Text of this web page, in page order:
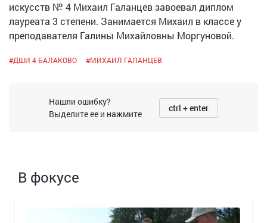
искусств № 4 Михаил Галанцев завоевал диплом
лауреата 3 степени. Занимается Михаил в классе у
преподавателя Галины Михайловны Моргуновой.
#ДШИ 4 БАЛАКОВО #МИХАИЛ ГАЛАНЦЕВ
Нашли ошибку?
Выделите ее и нажмите
ctrl + enter
В фокусе